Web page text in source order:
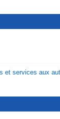
et services aux